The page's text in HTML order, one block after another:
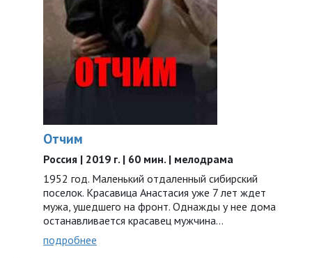
Отчим
Россия | 2019 г. | 60 мин. | мелодрама
1952 год. Маленький отдаленный сибирский
поселок. Красавица Анастасия уже 7 лет ждет
мужа, ушедшего на фронт. Однажды у нее дома
останавливается красавец мужчина…
подробнее